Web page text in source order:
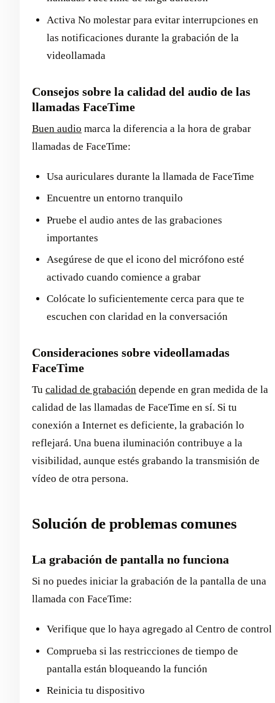
Activa No molestar para evitar interrupciones en
las notificaciones durante la grabación de la
videollamada
Consejos sobre la calidad del audio de las
llamadas FaceTime
Buen audio marca la diferencia a la hora de grabar
llamadas de FaceTime:
Usa auriculares durante la llamada de FaceTime
Encuentre un entorno tranquilo
Pruebe el audio antes de las grabaciones
importantes
Asegúrese de que el icono del micrófono esté
activado cuando comience a grabar
Colócate lo suficientemente cerca para que te
escuchen con claridad en la conversación
Consideraciones sobre videollamadas
FaceTime
Tu calidad de grabación depende en gran medida de la
calidad de las llamadas de FaceTime en sí. Si tu
conexión a Internet es deficiente, la grabación lo
reflejará. Una buena iluminación contribuye a la
visibilidad, aunque estés grabando la transmisión de
vídeo de otra persona.
Solución de problemas comunes
La grabación de pantalla no funciona
Si no puedes iniciar la grabación de la pantalla de una
llamada con FaceTime:
Verifique que lo haya agregado al Centro de control
Comprueba si las restricciones de tiempo de
pantalla están bloqueando la función
Reinicia tu dispositivo